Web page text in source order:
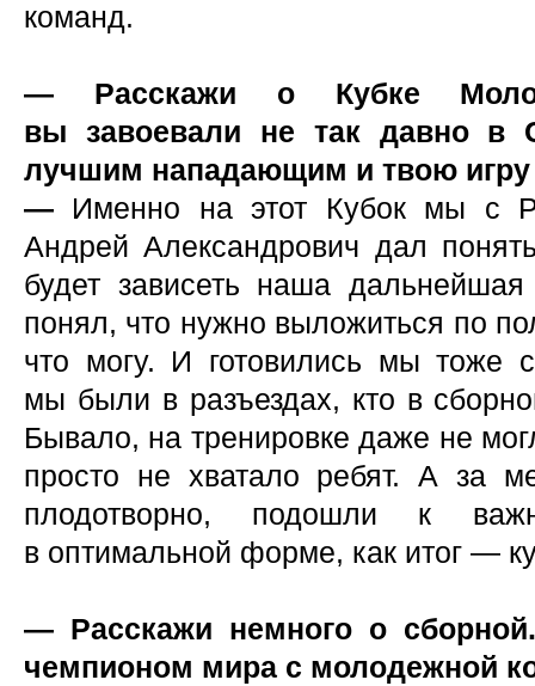
команд.
— Расскажи о Кубке
вы завоевали не так давно в
лучшим нападающим и твою игру
— Именно на этот Кубок мы с
Андрей Александрович дал
будет зависеть наша
понял, что нужно выложиться по
что могу. И готовились мы тоже
мы были в разъездах, кто в
Бывало, на тренировке даже не
просто не хватало ребят. А за
плодотворно, подошли к
в оптимальной форме, как итог —
— Расскажи немного о
чемпионом мира с молодежной